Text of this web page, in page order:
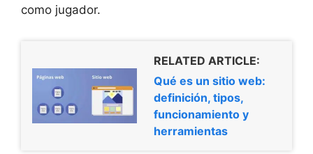
como jugador.
RELATED ARTICLE:
Qué es un sitio web:
definición, tipos,
funcionamiento y
herramientas